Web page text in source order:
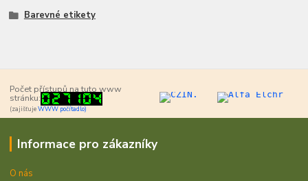
Barevné etikety
Počet přístupů na tuto www
stránku:
(zajišťujeWWW počítadlo)
Informace pro zákazníky
O nás